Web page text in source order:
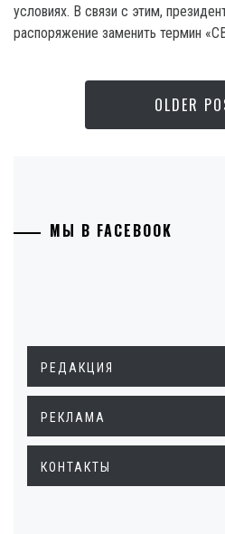
условиях. В связи с этим,
распоряжение заменить термин
OLDER
МЫ В FACEBOOK
РЕДАКЦИЯ
РЕКЛАМА
КОНТАКТЫ